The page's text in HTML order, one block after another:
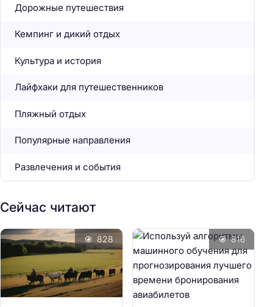
Дорожные путешествия
Кемпинг и дикий отдых
Культура и история
Лайфхаки для путешественников
Пляжный отдых
Популярные направления
Развлечения и события
Сейчас читают
828 816